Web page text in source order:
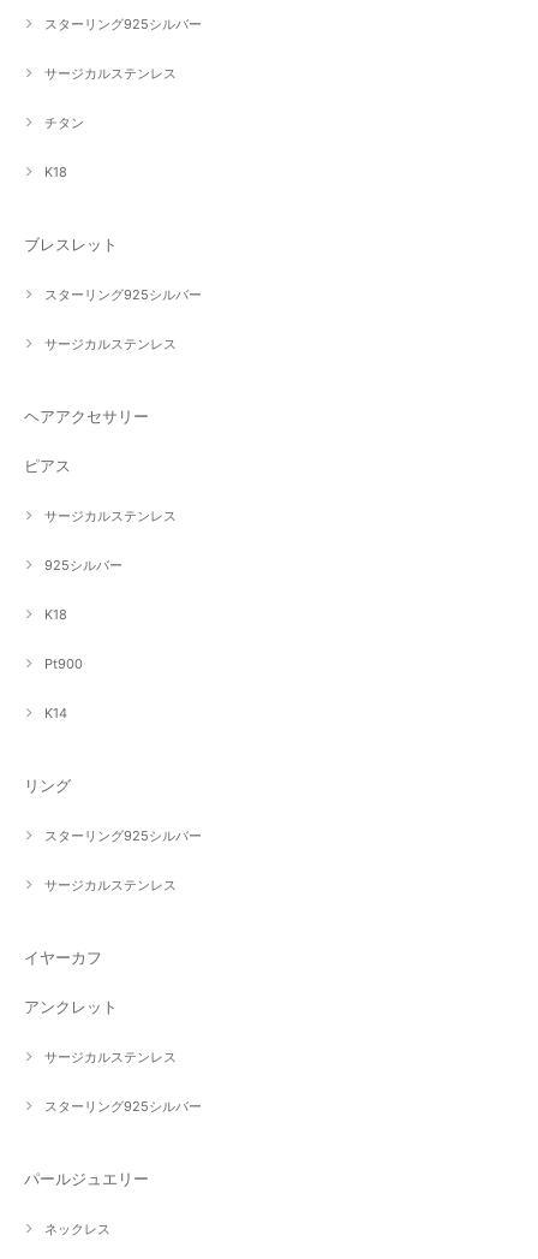
スターリング925シルバー
サージカルステンレス
チタン
K18
ブレスレット
スターリング925シルバー
サージカルステンレス
ヘアアクセサリー
ピアス
サージカルステンレス
925シルバー
K18
Pt900
K14
リング
スターリング925シルバー
サージカルステンレス
イヤーカフ
アンクレット
サージカルステンレス
スターリング925シルバー
パールジュエリー
ネックレス